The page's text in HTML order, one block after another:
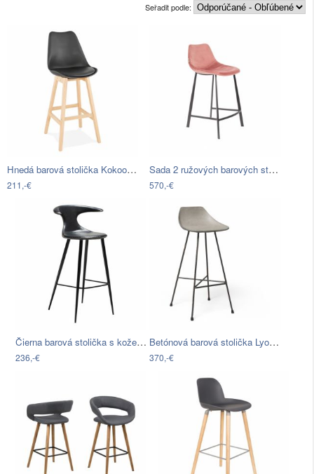
Seřadit podle:
Hnedá barová stolička Kokoon Janie,…
211,-€
Sada 2 ružových barových stoličiek so…
570,-€
Čierna barová stolička s koženkovým…
236,-€
Betónová barová stolička Lyon Béton…
370,-€